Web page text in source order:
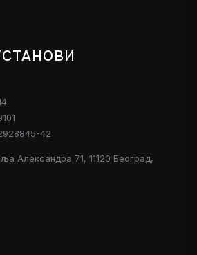
42
Александра 71, 11120 Београд,